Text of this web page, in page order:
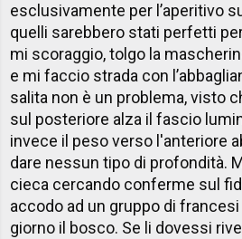
esclusivamente per l’aperitivo
quelli sarebbero stati perfetti
mi scoraggio, tolgo la
e mi faccio strada con
salita non è un problema, visto
sul posteriore alza il fascio
invece il peso verso l'anteriore
dare nessun tipo di profondità.
cieca cercando conferme sul
accodo ad un gruppo di
giorno il bosco. Se li dovessi